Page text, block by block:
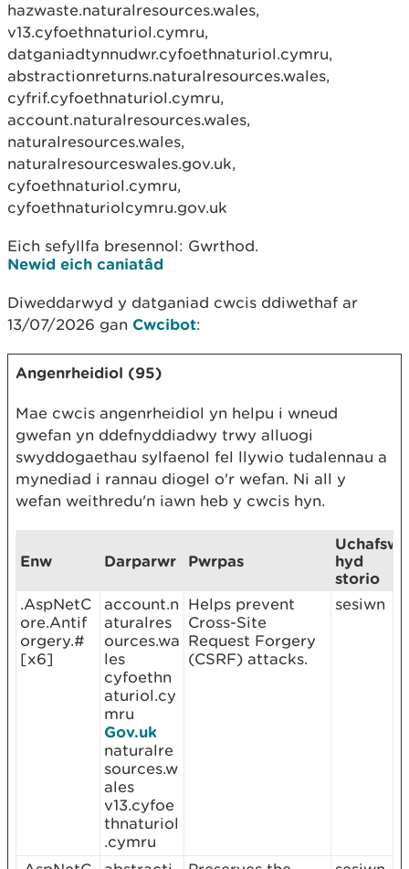
hazwaste.naturalresources.wales,
v13.cyfoethnaturiol.cymru,
datganiadtynnudwr.cyfoethnaturiol.cymru,
abstractionreturns.naturalresources.wales,
cyfrif.cyfoethnaturiol.cymru,
account.naturalresources.wales,
naturalresources.wales,
naturalresourceswales.gov.uk,
cyfoethnaturiol.cymru,
cyfoethnaturiolcymru.gov.uk
Eich sefyllfa bresennol: Gwrthod.
Newid eich caniatâd
Diweddarwyd y datganiad cwcis ddiwethaf ar
13/07/2026 gan Cwcibot:
Angenrheidiol (95)
Mae cwcis angenrheidiol yn helpu i wneud
gwefan yn ddefnyddiadwy trwy alluogi
swyddogaethau sylfaenol fel llywio tudalennau a
mynediad i rannau diogel o'r wefan. Ni all y
wefan weithredu'n iawn heb y cwcis hyn.
Enw Darparwr Pwrpas
hyd
storio
.AspNetC
ore.Antif
orgery.#
[x6]
account.n
aturalres
ources.wa
les
cyfoethn
aturiol.cy
mru
Gov.uk
naturalre
sources.w
ales
v13.cyfoe
thnaturiol
.cymru
Helps prevent
Cross-Site
Request Forgery
(CSRF) attacks.
sesiwn